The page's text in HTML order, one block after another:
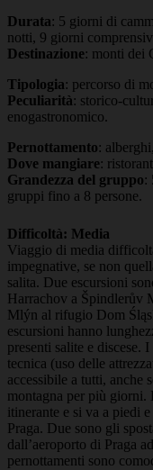
Durata: 5 giorni di
notti, 9 giorni
Destinazione: monti dei
Tipologia: percorso di
Peculiarità: storico-
enogastronomico.
Pernottamento:
Dove mangiare:
Grandezza del gruppo:
gruppi fino a 8 persone.
Difficoltà: Media
Viaggio di media
impegnative, se non
salita. Due escursioni
Harrachov a Špindlerův
Mlýn al rifugio Dom
escursioni hanno
presenti salite e discese.
tecnica (uso delle
accessibile a tutti, anche
montagna per più giorni.
itinerante e si va a piedi
Praga. Due sono gli
dall’aeroporto di Praga
pernottamenti sono